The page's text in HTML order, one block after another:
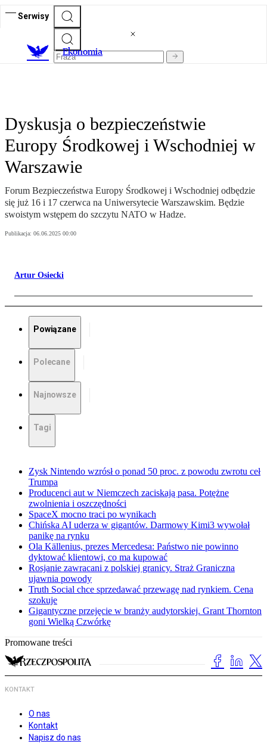
Serwisy
Ekonomia
Dyskusja o bezpieczeństwie
Europy Środkowej i Wschodniej w
Warszawie
Forum Bezpieczeństwa Europy Środkowej i Wschodniej odbędzie
się już 16 i 17 czerwca na Uniwersytecie Warszawskim. Będzie
swoistym wstępem do szczytu NATO w Hadze.
Publikacja: 06.06.2025 00:00
Artur Osiecki
Powiązane
Polecane
Najnowsze
Tagi
Zysk Nintendo wzrósł o ponad 50 proc. z powodu zwrotu ceł
Trumpa
Producenci aut w Niemczech zaciskają pasa. Potężne
zwolnienia i oszczędności
SpaceX mocno traci po wynikach
Chińska AI uderza w gigantów. Darmowy Kimi3 wywołał
panikę na rynku
Ola Källenius, prezes Mercedesa: Państwo nie powinno
dyktować klientowi, co ma kupować
Rosjanie zawracani z polskiej granicy. Straż Graniczna
ujawnia powody
Truth Social chce sprzedawać przewagę nad rynkiem. Cena
szokuje
Gigantyczne przejęcie w branży audytorskiej. Grant Thornton
goni Wielką Czwórkę
Promowane treści
KONTAKT
O nas
Kontakt
Napisz do nas